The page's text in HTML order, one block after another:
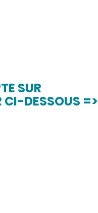
SUR
CI-DESSOUS =>